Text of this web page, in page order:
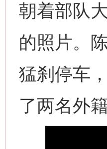
朝着部队
的照片。
猛刹停车
了两名外